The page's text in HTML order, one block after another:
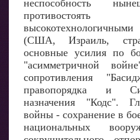
неспособность
(США, Израиль,
основные усилия по
"асимметричной
сопротивления
правопорядка и
назначения "Кодс".
войны - сохранение в
национальных